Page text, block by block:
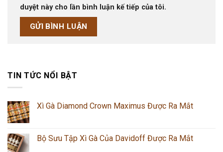
duyệt này cho lần bình luận kế tiếp của tôi.
TIN TỨC NỔI BẬT
Xì Gà Diamond Crown Maximus Được Ra Mắt
Bộ Sưu Tập Xì Gà Của Davidoff Được Ra Mắt